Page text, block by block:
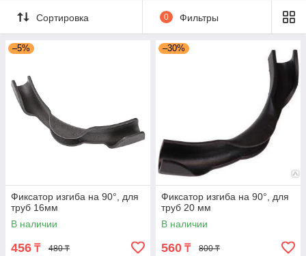
Сортировка 0 Фильтры
–5%
Фиксатор изгиба на 90°, для
труб 16мм
В наличии
456 ₸ 480 ₸
–30%
Фиксатор изгиба на 90°, для
труб 20 мм
В наличии
560 ₸ 800 ₸